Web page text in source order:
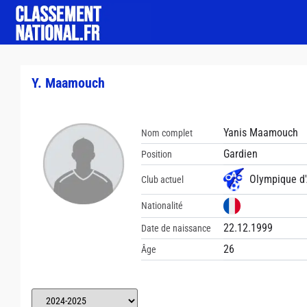
Y. Maamouch
Nom complet Yanis Maamouch
Position Gardien
Club actuel Olympique
Nationalité
Date de naissance 22.12.1999
Âge 26